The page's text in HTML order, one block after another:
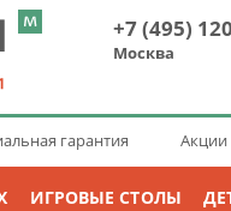
+7 (495)
Москва
гарантия Акции
ИГРОВЫЕ СТОЛЫ